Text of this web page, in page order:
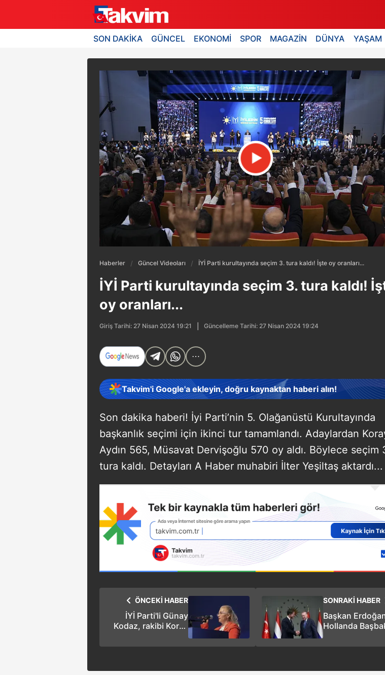
SON DAKİKA GÜNCEL EKONOMİ SPOR MAGAZİN DÜNYA YAŞAM
Haberler Güncel Videoları İYİ Parti kurultayında seçim 3. tura kaldı! İşte oy oranları...
İYİ Parti kurultayında seçim 3. tura kaldı!
oy oranları...
Giriş Tarihi: 27 Nisan 2024 19:21 Güncelleme Tarihi: 27 Nisan 2024 19:24
Takvim'i Google'a ekleyin, doğru kaynaktan haberi alın!
Son dakika haberi! İyi Parti’nin 5. Olağanüstü Kurultayında
başkanlık seçimi için ikinci tur tamamlandı. Adaylardan
Aydın 565, Müsavat Dervişoğlu 570 oy aldı. Böylece seçim
tura kaldı. Detayları A Haber muhabiri İlter Yeşiltaş aktardı...
SONRAKİ HABER
Başkan
Hollanda
basın toplantısı!
ÖNCEKİ HABER
İYİ Parti'li Günay
Kodaz, rakibi Koray
delegeler yuhaladı!